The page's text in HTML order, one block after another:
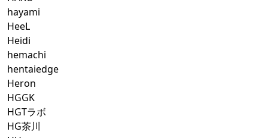
hayami
HeeL
Heidi
hemachi
hentaiedge
Heron
HGGK
HGTラボ
HG茶川